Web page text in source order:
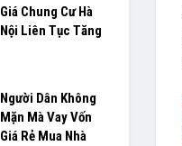
Giá Chung Cư Hà
Nội Liên Tục Tăng
Người Dân Không
Mặn Mà Vay Vốn
Giá Rẻ Mua Nhà